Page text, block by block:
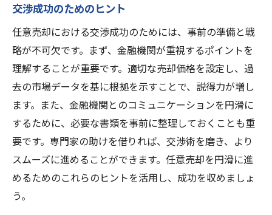
交渉成功のためのヒント
任意売却における交渉成功のためには、事前の準備と戦
略が不可欠です。まず、金融機関が重視するポイントを
理解することが重要です。適切な売却価格を設定し、過
去の市場データを基に根拠を示すことで、説得力が増し
ます。また、金融機関とのコミュニケーションを円滑に
するために、必要な書類を事前に整理しておくことも重
要です。専門家の助けを借りれば、交渉術を磨き、より
スムーズに進めることができます。任意売却を円滑に進
めるためのこれらのヒントを活用し、成功を収めましょ
う。